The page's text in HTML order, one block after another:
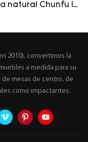
natural Chunfu |
2010), convertimos la
a medida para su
de mesas de centro, de
como impactantes.